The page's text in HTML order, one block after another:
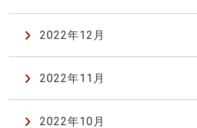
2022年12月
2022年11月
2022年10月